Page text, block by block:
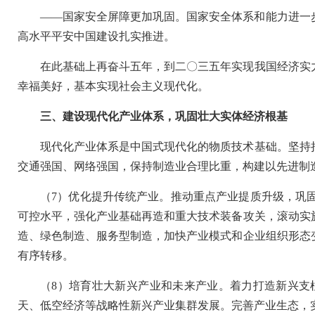
——国家安全屏障更加巩固。国家安全体系和能力进一
高水平平安中国建设扎实推进。
在此基础上再奋斗五年，到二〇三五年实现我国经济
幸福美好，基本实现社会主义现代化。
三、建设现代化产业体系，巩固壮大实体经济根基
现代化产业体系是中国式现代化的物质技术基础。坚
交通强国、网络强国，保持制造业合理比重，构建以先进
（7）优化提升传统产业。推动重点产业提质升级，
可控水平，强化产业基础再造和重大技术装备攻关，滚动
造、绿色制造、服务型制造，加快产业模式和企业组织形
有序转移。
（8）培育壮大新兴产业和未来产业。着力打造新兴
天、低空经济等战略性新兴产业集群发展。完善产业生态